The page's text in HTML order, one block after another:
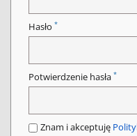
Hasło *
Potwierdzenie hasła *
Znam i akceptuję